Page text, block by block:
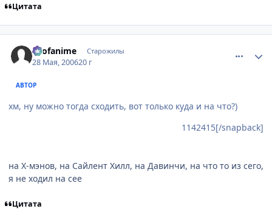
Цитата
allofanime Старожилы
28 Мая, 200620 г
АВТОР
хм, ну можно тогда сходить, вот только куда и на что?)
1142415[/snapback]
на Х-мэнов, на Сайлент Хилл, на Давинчи, на что то из сего,
я не ходил на сее
Цитата